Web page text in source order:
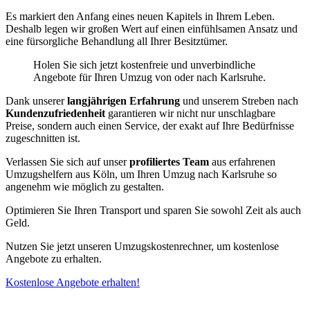
Es markiert den Anfang eines neuen Kapitels in Ihrem Leben.
Deshalb legen wir großen Wert auf einen einfühlsamen Ansatz und
eine fürsorgliche Behandlung all Ihrer Besitztümer.
Holen Sie sich jetzt kostenfreie und unverbindliche
Angebote für Ihren Umzug von oder nach Karlsruhe.
Dank unsererlangjährigen Erfahrung und unserem Streben nach
Kundenzufriedenheit garantieren wir nicht nur unschlagbare
Preise, sondern auch einen Service, der exakt auf Ihre Bedürfnisse
zugeschnitten ist.
Verlassen Sie sich auf unserprofiliertes Team aus erfahrenen
Umzugshelfern aus Köln, um Ihren Umzug nach Karlsruhe so
angenehm wie möglich zu gestalten.
Optimieren Sie Ihren Transport und sparen Sie sowohl Zeit als auch
Geld.
Nutzen Sie jetzt unseren Umzugskostenrechner, um kostenlose
Angebote zu erhalten.
Kostenlose Angebote erhalten!